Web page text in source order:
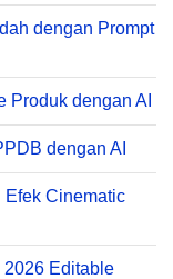
dengan Prompt
Produk dengan AI
dengan AI
Efek Cinematic
2026 Editable